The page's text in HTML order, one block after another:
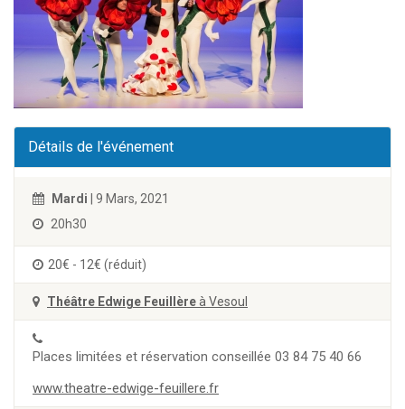
Détails de l'événement
Mardi | 9 Mars, 2021
20h30
20€ - 12€ (réduit)
Théâtre Edwige Feuillèreà Vesoul
Places limitées et réservation conseillée 03 84 75 40 66
www.theatre-edwige-feuillere.fr